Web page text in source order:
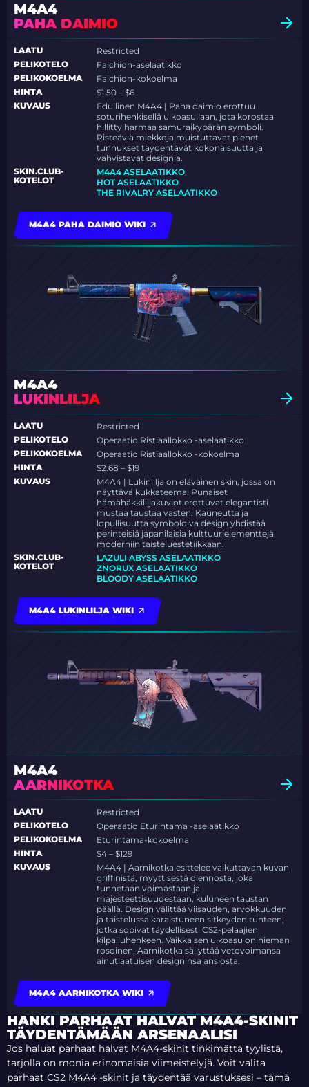
M4A4
PAHA DAIMIO
LAATU
Restricted
PELIKOTELO
Falchion-aselaatikko
PELIKOKOELMA
Falchion-kokoelma
HINTA
$1.50 – $6
KUVAUS
Edullinen M4A4 | Paha daimio erottuu
soturihenkisellä ulkoasullaan, jota korostaa
hillitty harmaa samuraikypärän symboli.
Risteäviä miekkoja muistuttavat pienet
tunnukset täydentävät kokonaisuutta ja
vahvistavat designia.
SKIN.CLUB-
KOTELOT
M4A4 ASELAATIKKO
HOT ASELAATIKKO
THE RIVALRY ASELAATIKKO
M4A4 PAHA DAIMIO WIKI
M4A4
LUKINLILJA
LAATU
Restricted
PELIKOTELO
Operaatio Ristiaallokko -aselaatikko
PELIKOKOELMA
Operaatio Ristiaallokko -kokoelma
HINTA
$2.68 – $19
KUVAUS
M4A4 | Lukinlilja on eläväinen skin, jossa on
näyttävä kukkateema. Punaiset
hämähäkkililjakuviot erottuvat elegantisti
mustaa taustaa vasten. Kauneutta ja
lopullisuutta symboloiva design yhdistää
perinteisiä japanilaisia kulttuurielementtejä
moderniin taisteluestetiikkaan.
SKIN.CLUB-
KOTELOT
LAZULI ABYSS ASELAATIKKO
ZNORUX ASELAATIKKO
BLOODY ASELAATIKKO
M4A4 LUKINLILJA WIKI
M4A4
AARNIKOTKA
LAATU
Restricted
PELIKOTELO
Operaatio Eturintama -aselaatikko
PELIKOKOELMA
Eturintama-kokoelma
HINTA
$4 – $129
KUVAUS
M4A4 | Aarnikotka esittelee vaikuttavan kuvan
griffinistä, myyttisestä olennosta, joka
tunnetaan voimastaan ja
majesteettisuudestaan, kuluneen taustan
päällä. Design välittää viisauden, arvokkuuden
ja taistelussa karaistuneen sitkeyden tunteen,
jotka sopivat täydellisesti CS2-pelaajien
kilpailuhenkeen. Vaikka sen ulkoasu on hieman
rosoinen, Aarnikotka säilyttää vetovoimansa
ainutlaatuisen designinsa ansiosta.
M4A4 AARNIKOTKA WIKI
HANKI PARHAAT HALVAT M4A4-SKINIT
TÄYDENTÄMÄÄN ARSENAALISI
Jos haluat parhaat halvat M4A4-skinit tinkimättä tyylistä,
tarjolla on monia erinomaisia viimeistelyjä. Voit valita
parhaat CS2 M4A4 -skinit ja täydentää varustuksesi – tämä